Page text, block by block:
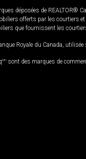
déposées de
offerts par les
que fournissent les
Royale du Canada,
MD sont des marques de